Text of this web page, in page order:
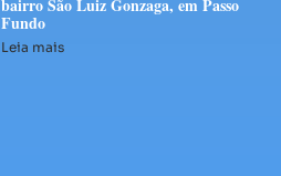
Fundo
Leia mais